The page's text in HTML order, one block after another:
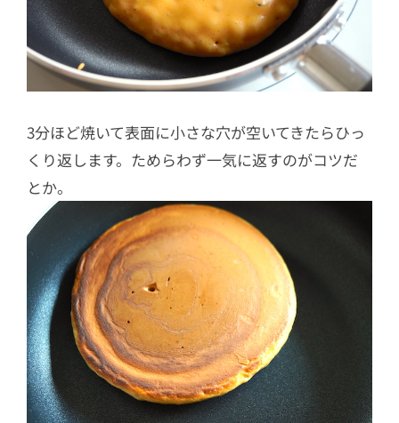
3分ほど焼いて表面に小さな穴が空いてきたらひっ
くり返します。ためらわず一気に返すのがコツだ
とか。